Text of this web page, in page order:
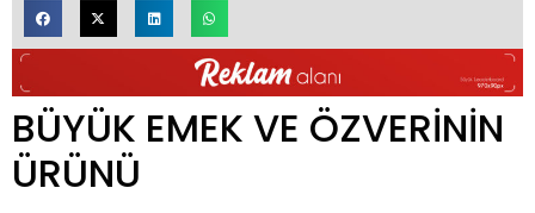
BÜYÜK EMEK VE ÖZVERİNİN
ÜRÜNÜ